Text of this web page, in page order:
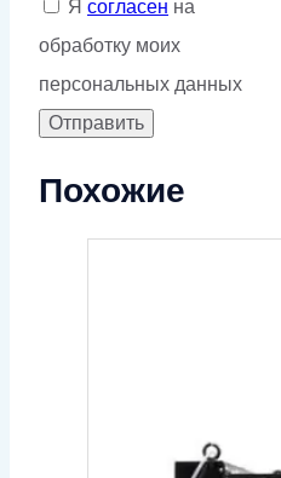
Я согласен на
обработку моих
персональных данных
Похожие